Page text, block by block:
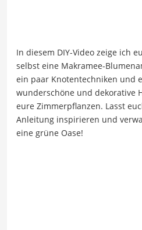
In diesem DIY-Video zeige ich
selbst eine Makramee-
ein paar Knotentechniken und
wunderschöne und dekorative
eure Zimmerpflanzen. Lasst
Anleitung inspirieren und
eine grüne Oase!